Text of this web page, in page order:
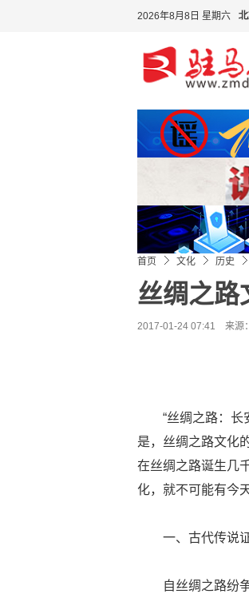
2026年8月8日 星期六
首页 文化 历史
丝绸之
2017-01-24 07:41 来源：
“丝绸之路：
是，丝绸之路文化
在丝绸之路诞生几
化，就不可能有今
一、古代传说
自丝绸之路纷